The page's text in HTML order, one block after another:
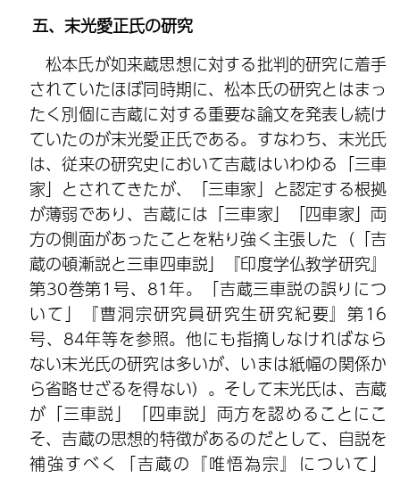
五、末光愛正氏の研究
松本氏が如来蔵思想に対する批判的研究に着手
されていたほぼ同時期に、松本氏の研究とはまっ
たく別個に吉蔵に対する重要な論文を発表し続け
ていたのが末光愛正氏である。すなわち、末光氏
は、従来の研究史において吉蔵はいわゆる「三車
家」とされてきたが、「三車家」と認定する根拠
が薄弱であり、吉蔵には「三車家」「四車家」両
方の側面があったことを粘り強く主張した（「吉
蔵の頓漸説と三車四車説」『印度学仏教学研究』
第30巻第1号、81年。「吉蔵三車説の誤りにつ
いて」『曹洞宗研究員研究生研究紀要』第16
号、84年等を参照。他にも指摘しなければなら
ない末光氏の研究は多いが、いまは紙幅の関係か
ら省略せざるを得ない）。そして末光氏は、吉蔵
が「三車説」「四車説」両方を認めることにこ
そ、吉蔵の思想的特徴があるのだとして、自説を
補強すべく「吉蔵の『唯悟為宗』について」